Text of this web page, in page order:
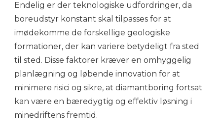
Endelig er der teknologiske udfordringer, da
boreudstyr konstant skal tilpasses for at
imødekomme de forskellige geologiske
formationer, der kan variere betydeligt fra sted
til sted. Disse faktorer kræver en omhyggelig
planlægning og løbende innovation for at
minimere risici og sikre, at diamantboring fortsat
kan være en bæredygtig og effektiv løsning i
minedriftens fremtid.